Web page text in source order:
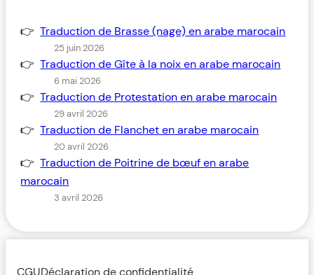
Traduction de Brasse (nage) en arabe marocain
25 juin 2026
Traduction de Gîte à la noix en arabe marocain
6 mai 2026
Traduction de Protestation en arabe marocain
29 avril 2026
Traduction de Flanchet en arabe marocain
20 avril 2026
Traduction de Poitrine de bœuf en arabe
marocain
3 avril 2026